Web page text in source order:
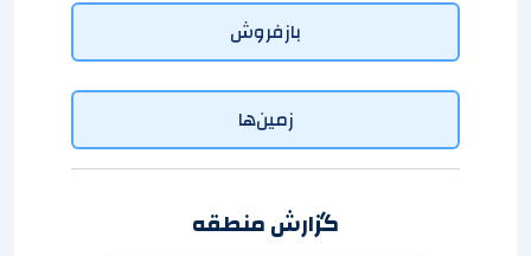
بازفروش
زمین‌ها
گزارش منطقه